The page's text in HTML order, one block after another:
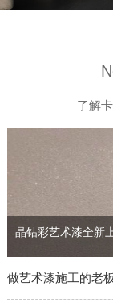
了解
晶钻彩艺术漆全新
做艺术漆施工的老